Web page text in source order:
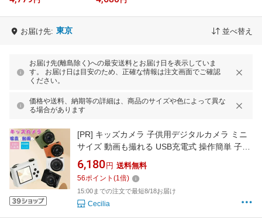
ーダー ttaudiooutlet
ttaudiooutlet
お届け先: 東京 並べ替え
お届け先(離島除く)への最安送料とお届け日を表示していま
す。 お届け日は目安のため、正確な情報は注文画面でご確認
ください。
価格や送料、納期等の詳細は、商品のサイズや色によって異な
る場合があります
[PR] キッズカメラ 子供用デジタルカメラ ミニ
サイズ 動画も撮れる USB充電式 操作簡単 子供
向けカメラ 16GBカード付き 子ども キッズ カ
メラデジカメ デジタルカメラ コンパクトデジ
タルカメラ トイカメラ キッズ ビデオ カメラ 女
の子 プレ
6,180 円 送料無料
56ポイント (1倍)
15:00までの注文で最短8/18お届け
Cecilia